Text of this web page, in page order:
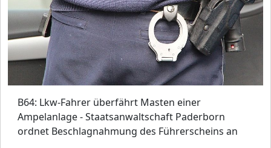
B64: Lkw-Fahrer überfährt Masten einer
Ampelanlage - Staatsanwaltschaft Paderborn
ordnet Beschlagnahmung des Führerscheins an